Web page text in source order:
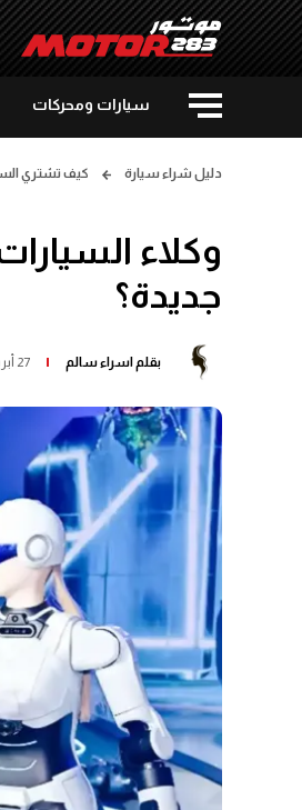
سيارات ومحركات
دليل شراء سيارة كيف تشتري
وكلاء
جديدة؟
بقلم اسراء سالم 27 أبريل 2025